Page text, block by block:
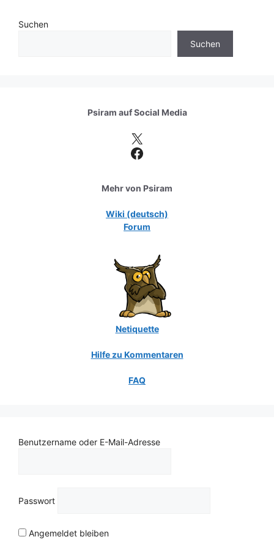
Suchen
Suchen
Psiram aufSocial Media
X
Facebook
Mehr von Psiram
Wiki (deutsch)
Forum
Netiquette
Hilfe zu Kommentaren
FAQ
Benutzername oder E-Mail-Adresse
Passwort
Angemeldet bleiben